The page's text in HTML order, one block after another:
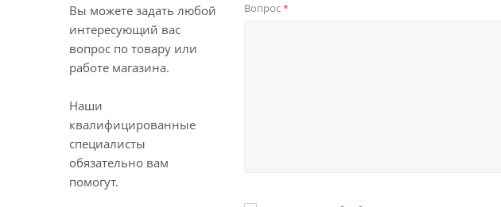
Вы можете задать любой
интересующий вас
вопрос по товару или
работе магазина.
Наши
квалифицированные
специалисты
обязательно вам
помогут.
Вопрос*